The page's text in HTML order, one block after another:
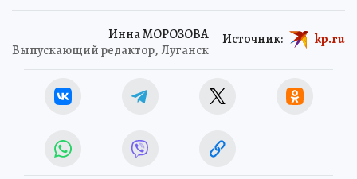
Инна МОРОЗОВА
Выпускающий редактор, Луганск
Источник: kp.ru